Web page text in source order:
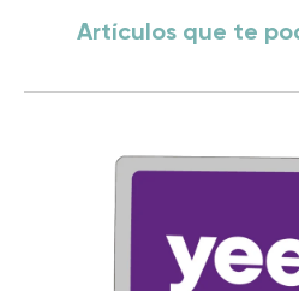
Artículos que te